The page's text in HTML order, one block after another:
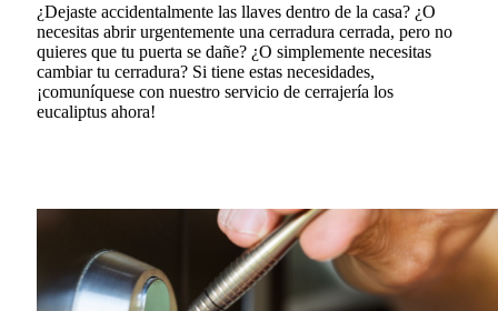
¿Dejaste accidentalmente las llaves dentro de la casa? ¿O
necesitas abrir urgentemente una cerradura cerrada, pero no
quieres que tu puerta se dañe? ¿O simplemente necesitas
cambiar tu cerradura? Si tiene estas necesidades,
¡comuníquese con nuestro servicio de cerrajería los
eucaliptus ahora!